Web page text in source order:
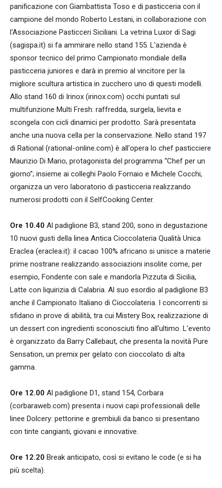
panificazione con Giambattista Toso e di pasticceria con il
campione del mondo Roberto Lestani, in collaborazione con
l'Associazione Pasticceri Siciliani. La vetrina Luxor di Sagi
(sagispa.it) si fa ammirare nello stand 155. L'azienda è
sponsor tecnico del primo Campionato mondiale della
pasticceria juniores e darà in premio al vincitore per la
migliore scultura artistica in zucchero uno di questi modelli.
Allo stand 160 di Irinox (irinox.com) occhi puntati sul
multifunzione Multi Fresh: raffredda, surgela, lievita e
scongela con cicli dinamici per prodotto. Sarà presentata
anche una nuova cella per la conservazione. Nello stand 197
di Rational (rational-online.com) è all'opera lo chef pasticciere
Maurizio Di Mario, protagonista del programma “Chef per un
giorno”; insieme ai colleghi Paolo Fornaio e Michele Cocchi,
organizza un vero laboratorio di pasticceria realizzando
numerosi prodotti con il SelfCooking Center.
Ore 10.40 Al padiglione B3, stand 200, sono in degustazione
10 nuovi gusti della linea Antica Cioccolateria Qualità Unica
Eraclea (eraclea.it): il cacao 100% africano si unisce a materie
prime nostrane realizzando associazioni insolite come, per
esempio, Fondente con sale e mandorla Pizzuta di Sicilia,
Latte con liquirizia di Calabria. Al suo esordio al padiglione B3
anche il Campionato Italiano di Cioccolateria. I concorrenti si
sfidano in prove di abilità, tra cui Mistery Box, realizzazione di
un dessert con ingredienti sconosciuti fino all'ultimo. L'evento
è organizzato da Barry Callebaut, che presenta la novità Pure
Sensation, un premix per gelato con cioccolato di alta
gamma.
Ore 12.00 Al padiglione D1, stand 154, Corbara
(corbaraweb.com) presenta i nuovi capi professionali delle
linee Dolcery: pettorine e grembiuli da banco si presentano
con tinte cangianti, giovani e innovative.
Ore 12.20 Break anticipato, così si evitano le code (e si ha
più scelta).